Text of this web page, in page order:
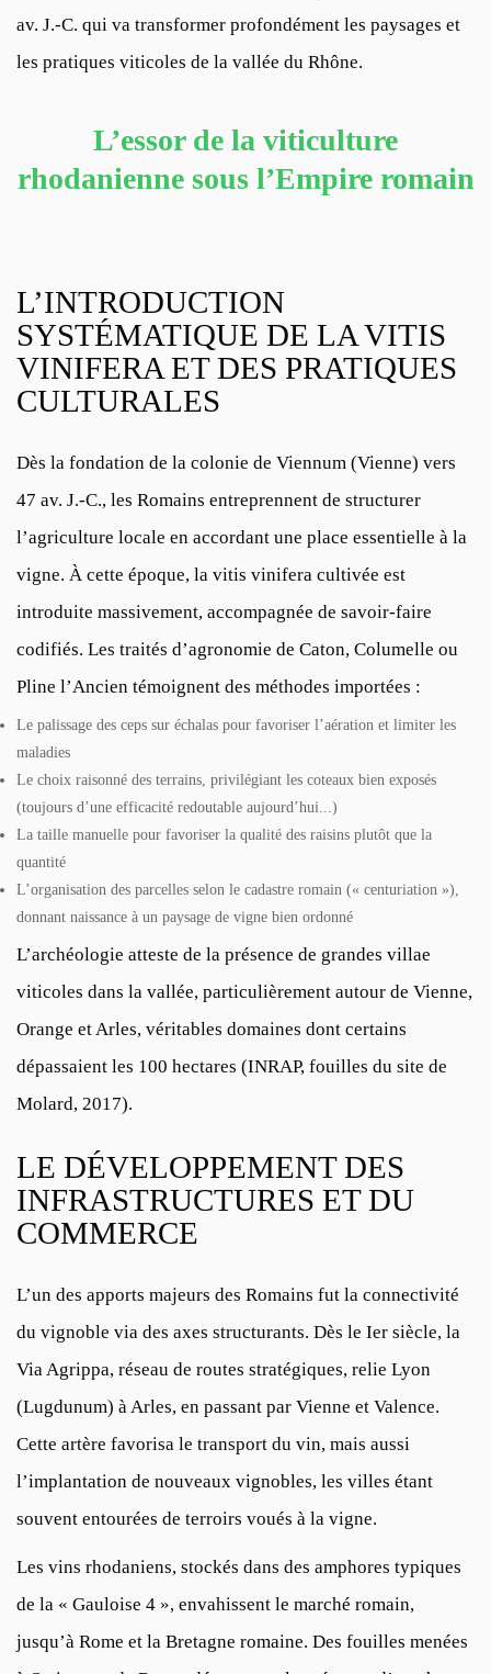
av. J.-C. qui va transformer profondément les paysages et
les pratiques viticoles de la vallée du Rhône.
L’essor de la viticulture
rhodanienne sous l’Empire romain
L’INTRODUCTION
SYSTÉMATIQUE DE LA VITIS
VINIFERA ET DES PRATIQUES
CULTURALES
Dès la fondation de la colonie de Viennum (Vienne) vers
47 av. J.-C., les Romains entreprennent de structurer
l’agriculture locale en accordant une place essentielle à la
vigne. À cette époque, la vitis vinifera cultivée est
introduite massivement, accompagnée de savoir-faire
codifiés. Les traités d’agronomie de Caton, Columelle ou
Pline l’Ancien témoignent des méthodes importées :
Le palissage des ceps sur échalas pour favoriser l’aération et limiter les
maladies
Le choix raisonné des terrains, privilégiant les coteaux bien exposés
(toujours d’une efficacité redoutable aujourd’hui...)
La taille manuelle pour favoriser la qualité des raisins plutôt que la
quantité
L’organisation des parcelles selon le cadastre romain (« centuriation »),
donnant naissance à un paysage de vigne bien ordonné
L’archéologie atteste de la présence de grandes villae
viticoles dans la vallée, particulièrement autour de Vienne,
Orange et Arles, véritables domaines dont certains
dépassaient les 100 hectares (INRAP, fouilles du site de
Molard, 2017).
LE DÉVELOPPEMENT DES
INFRASTRUCTURES ET DU
COMMERCE
L’un des apports majeurs des Romains fut la connectivité
du vignoble via des axes structurants. Dès le Ier siècle, la
Via Agrippa, réseau de routes stratégiques, relie Lyon
(Lugdunum) à Arles, en passant par Vienne et Valence.
Cette artère favorisa le transport du vin, mais aussi
l’implantation de nouveaux vignobles, les villes étant
souvent entourées de terroirs voués à la vigne.
Les vins rhodaniens, stockés dans des amphores typiques
de la « Gauloise 4 », envahissent le marché romain,
jusqu’à Rome et la Bretagne romaine. Des fouilles menées